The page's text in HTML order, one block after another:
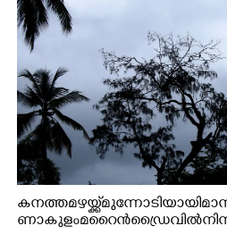
കനത്ത മഴയ്ക്ക് മുന്നോടിയായി
ണാകുളം മറൈൻഡ്രൈവിൽ